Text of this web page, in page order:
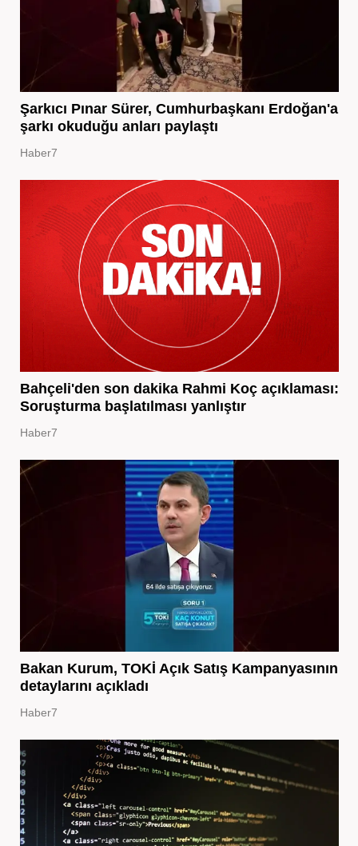
Şarkıcı Pınar Sürer, Cumhurbaşkanı Erdoğan'a
şarkı okuduğu anları paylaştı
Haber7
Bahçeli'den son dakika Rahmi Koç açıklaması:
Soruşturma başlatılması yanlıştır
Haber7
Bakan Kurum, TOKİ Açık Satış Kampanyasının
detaylarını açıkladı
Haber7